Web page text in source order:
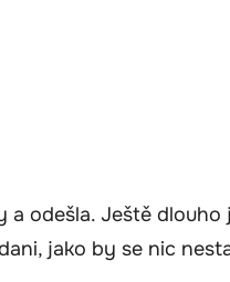
odešla. Ještě dlouho
jako by se nic